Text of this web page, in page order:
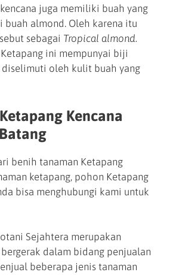
juga memiliki buah yang
buah almond. Oleh karena itu
sebagai Tropical almond.
ini mempunyai biji
diselimuti oleh kulit buah yang
Kencana
benih tanaman Ketapang
ketapang, pohon Ketapang
bisa menghubungi kami untuk
Sejahtera merupakan
dalam bidang penjualan
beberapa jenis tanaman